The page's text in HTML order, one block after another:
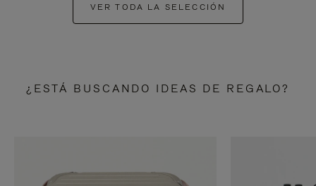
VER TODA LA SELECCIÓN
¿ESTÁ BUSCANDO IDEAS DE REGALO?